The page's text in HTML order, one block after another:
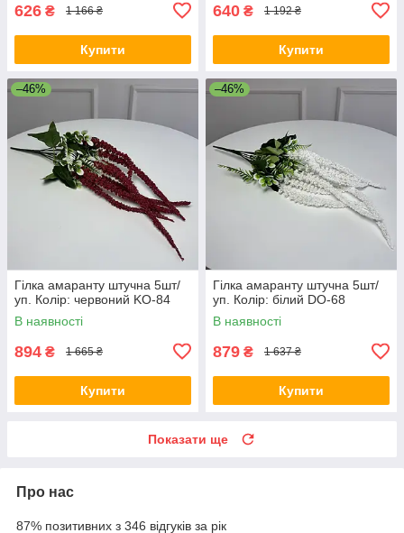
626 ₴ 1 166 ₴
Купити
640 ₴ 1 192 ₴
Купити
–46%
Гілка амаранту штучна 5шт/
уп. Колір: червоний KO-84
В наявності
894 ₴ 1 665 ₴
Купити
–46%
Гілка амаранту штучна 5шт/
уп. Колір: білий DO-68
В наявності
879 ₴ 1 637 ₴
Купити
Показати ще
Про нас
87% позитивних з 346 відгуків за рік